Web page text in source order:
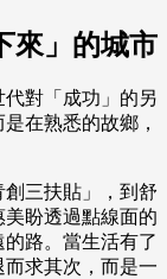
來」的城市
對「成功」的另
在熟悉的故鄉，
三扶貼」，到舒
盼透過點線面的
路。當生活有了
求其次，而是一